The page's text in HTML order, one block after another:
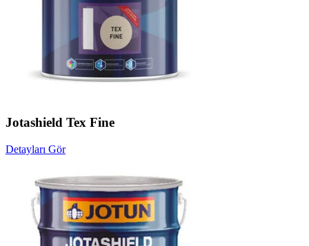
Jotashield Tex Fine
Detayları Gör